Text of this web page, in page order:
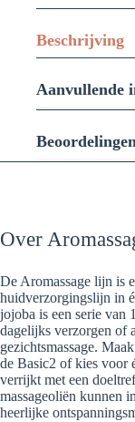
Beschrijving
Aanvullende
Over
De Aromassage lijn is
huidverzorgingslijn in
jojoba is een serie van
dagelijks verzorgen of
gezichtsmassage.
de Basic2 of kies voor
verrijkt met een
massageoliën kunnen
heerlijke